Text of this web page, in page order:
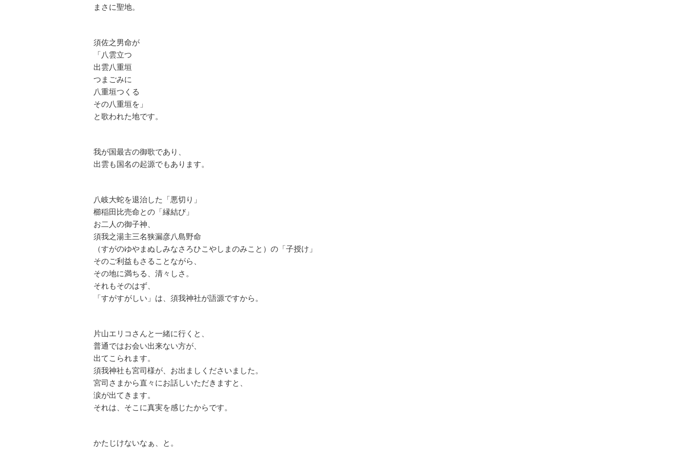
まさに聖地。
須佐之男命が
「八雲立つ
出雲八重垣
つまごみに
八重垣つくる
その八重垣を」
と歌われた地です。
我が国最古の御歌であり、
出雲も国名の起源でもあります。
八岐大蛇を退治した「悪切り」
櫛稲田比売命との「縁結び」
お二人の御子神、
須我之湯主三名狭漏彦八島野命
（すがのゆやまぬしみなさろひこやしまのみこと）の「子授け」
そのご利益もさることながら、
その地に満ちる、清々しさ。
それもそのはず、
「すがすがしい」は、須我神社が語源ですから。
片山エリコさんと一緒に行くと、
普通ではお会い出来ない方が、
出てこられます。
須我神社も宮司様が、お出ましくださいました。
宮司さまから直々にお話しいただきますと、
涙が出てきます。
それは、そこに真実を感じたからです。
かたじけないなぁ、と。